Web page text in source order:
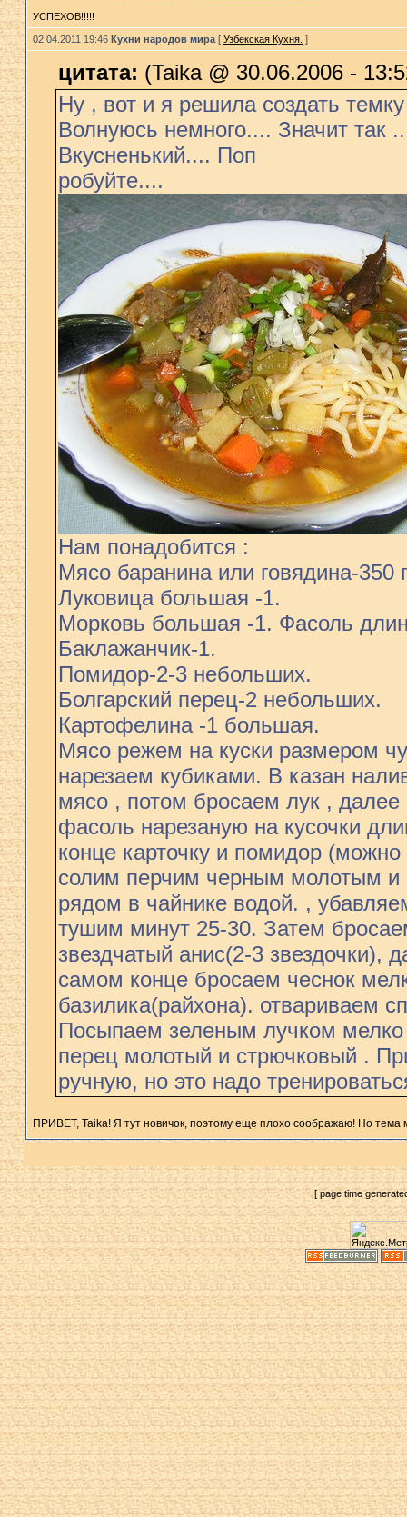
УСПЕХОВ!!!!!
02.04.2011 19:46 Кухни народов мира[ Узбекская Кухня. ]
цитата: (Taika @ 30.06.2006 -
Ну , вот и я решила создать
Волнуюсь немного.... Значит так
Вкусненький.... Поп
робуйте....
Нам понадобится :
Мясо баранина или говядина-350
Луковица большая -1.
Морковь большая -1. Фасоль
Баклажанчик-1.
Помидор-2-3 небольших.
Болгарский перец-2 небольших.
Картофелина -1 большая.
Мясо режем на куски размером
нарезаем кубиками. В казан
мясо , потом бросаем лук ,
фасоль нарезаную на кусочки
конце карточку и помидор
солим перчим черным молотым
рядом в чайнике водой. ,
тушим минут 25-30. Затем
звездчатый анис(2-3
самом конце бросаем чеснок
базилика(райхона). отвариваем
Посыпаем зеленым лучком мелко
перец молотый и стрючковый .
ручную, но это надо
ПРИВЕТ, Taika! Я тут новичок, поэтому еще плохо соображаю! Но
[ page time